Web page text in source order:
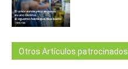
Otros Artículos patrocinados